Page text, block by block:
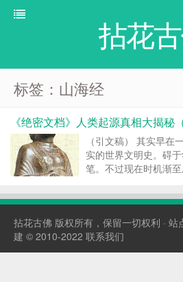
拈花
标签：山海经
《绝密文档》人类起源真相大揭秘
（引文稿） 其实早在
实的世界文明史。碍
笔。不过现在时机渐
源，人类文明起源，
历史。以及关于我...
拈花古佛 版权所有，保留一切权利 · 站
建 © 2010-2022 联系我们